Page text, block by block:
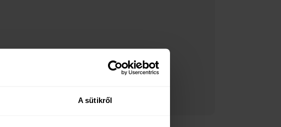
A sütikről
a biztositoval.